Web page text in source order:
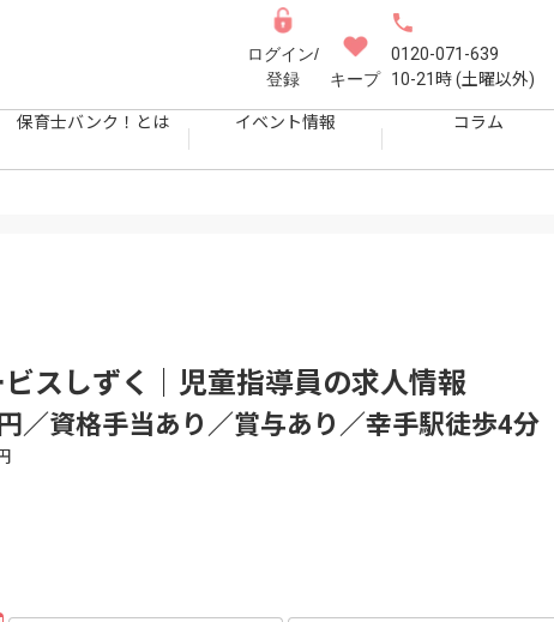
ログイン/
登録
キープ
0120-071-639
10-21時 (土曜以外)
保育士バンク！とは イベント情報 コラム
スしずく｜児童指導員の求人情報
／資格手当あり／賞与あり／幸手駅徒歩4分